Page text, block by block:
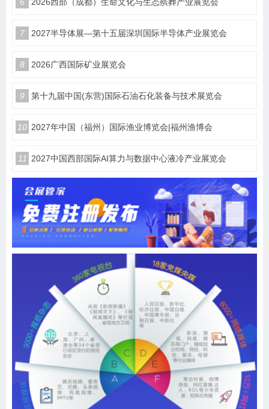
6 2026西部（成都）生命文化与生态殡葬产业展览会
7 2027半导体展—第十五届深圳国际半导体产业展览会
8 2026广西国际矿业展览会
9 第十九届中国(东营)国际石油石化装备与技术展览会
10 2027年中国（福州）国际渔业博览会|福州渔博会
11 2027中国西部国际AI算力与数据中心液冷产业展览会